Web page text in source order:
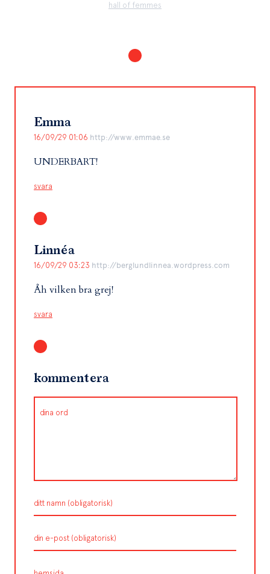
hall of femmes
Emma
16/09/29 01:06 http://www.emmae.se
UNDERBART!
svara
Linnéa
16/09/29 03:23 http://berglundlinnea.wordpress.com
Åh vilken bra grej!
svara
kommentera